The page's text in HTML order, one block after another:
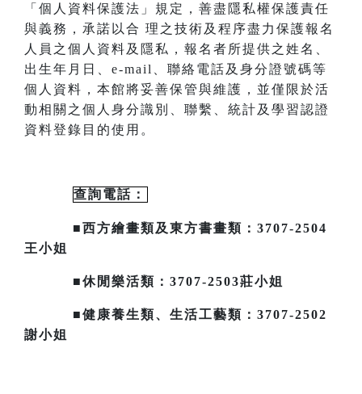
「個人資料保護法」規定，善盡隱私權保護責任
與義務，承諾以合 理之技術及程序盡力保護報名
人員之個人資料及隱私，報名者所提供之姓名、
出生年月日、 e-mail
、聯絡電話及身分證號碼等
個人資料，本館將妥善保管與維護，並僅限於活
動相關之個人身分識別、聯繫、統計及 學習認證
資料登錄目的使用。
查詢電話：
■西方繪畫類及東方書畫類：3707-2504
王小姐
■休閒樂活類：3707-2503莊小姐
■健康養生類、生活工藝類：3707-2502
謝小姐